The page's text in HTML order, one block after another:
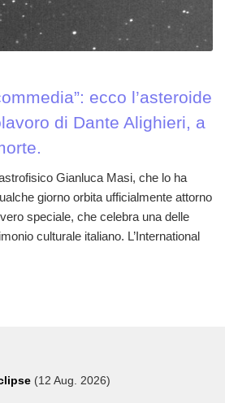
ecco l’asteroide
di Dante Alighieri, a
Gianluca Masi, che lo ha
giorno orbita ufficialmente attorno
speciale, che celebra una delle
culturale italiano. L’International
(12 Aug. 2026)